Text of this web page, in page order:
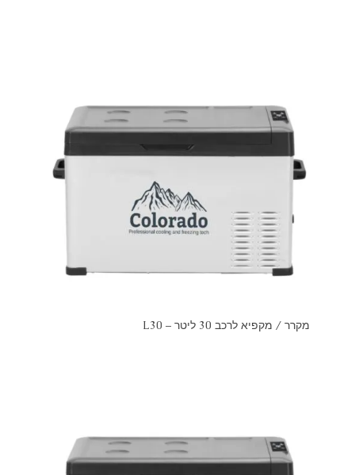
מקרר / מקפיא לרכב 30 ליטר – L30